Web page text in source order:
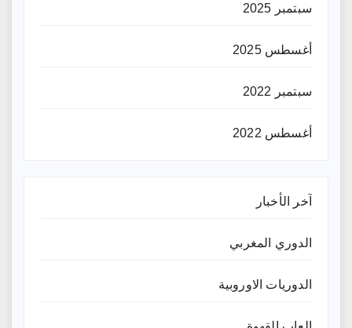
سبتمبر 2025
أغسطس 2025
سبتمبر 2022
أغسطس 2022
آخر الأخبار
الدوري المغربي
الدوريات الاوروبية